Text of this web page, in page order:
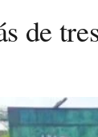
de